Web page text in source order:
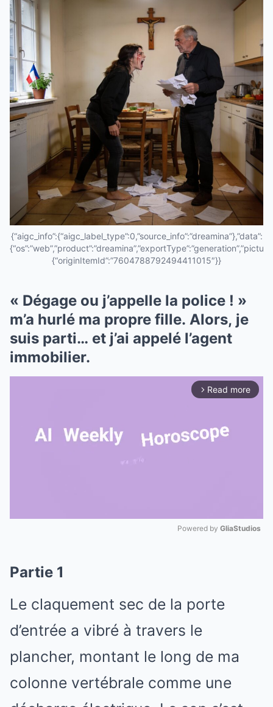
{“aigc_info”:{“aigc_label_type”:0,”source_info”:”dreamina”},”data”:
{“originItemId”:”7604788792494411015″}}
« Dégage ou j’appelle la police ! »
m’a hurlé ma propre fille. Alors, je
suis parti… et j’ai appelé l’agent
immobilier.
arrow_forward_ios Read more
Powered by GliaStudios
Partie 1
Le claquement sec de la porte
d’entrée a vibré à travers le
plancher, montant le long de ma
colonne vertébrale comme une